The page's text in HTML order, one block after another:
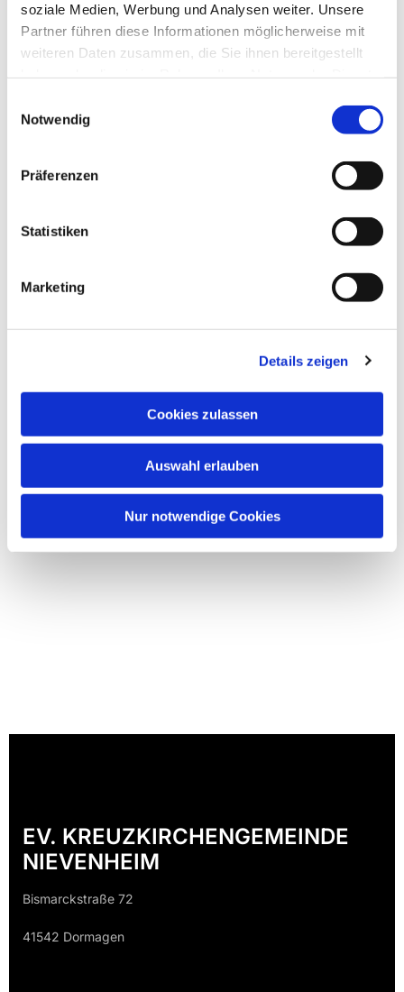
soziale Medien, Werbung und Analysen weiter. Unsere
Partner führen diese Informationen möglicherweise mit
weiteren Daten zusammen, die Sie ihnen bereitgestellt
Notwendig
Präferenzen
Statistiken
Marketing
Details zeigen
Cookies zulassen
Auswahl erlauben
Nur notwendige Cookies
EV. KREUZKIRCHENGEMEINDE
NIEVENHEIM
Bismarckstraße 72
41542 Dormagen